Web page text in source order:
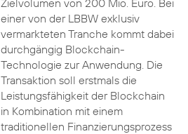
Zielvolumen von 200 Mio. Euro. Bei
einer von der LBBW exklusiv
vermarkteten Tranche kommt dabei
durchgängig Blockchain-
Technologie zur Anwendung. Die
Transaktion soll erstmals die
Leistungsfähigkeit der Blockchain
in Kombination mit einem
traditionellen Finanzierungsprozess